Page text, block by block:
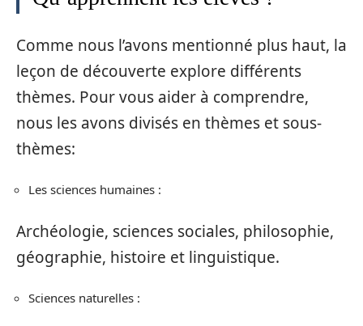
Comme nous l’avons mentionné plus haut, la
leçon de découverte explore différents
thèmes. Pour vous aider à comprendre,
nous les avons divisés en thèmes et sous-
thèmes:
Les sciences humaines :
Archéologie, sciences sociales, philosophie,
géographie, histoire et linguistique.
Sciences naturelles :